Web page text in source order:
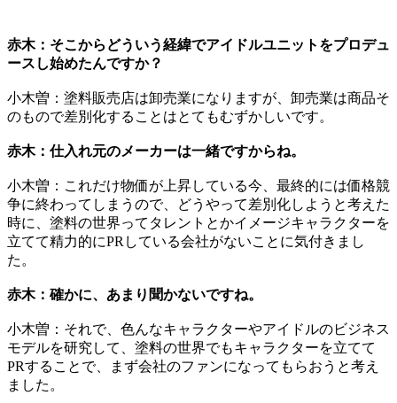
赤木：そこからどういう経緯でアイドルユニットをプロデュ
ースし始めたんですか？
小木曽：塗料販売店は卸売業になりますが、卸売業は商品そ
のもので差別化することはとてもむずかしいです。
赤木：仕入れ元のメーカーは一緒ですからね。
小木曽：これだけ物価が上昇している今、最終的には価格競
争に終わってしまうので、どうやって差別化しようと考えた
時に、塗料の世界ってタレントとかイメージキャラクターを
立てて精力的にPRしている会社がないことに気付きまし
た。
赤木：確かに、あまり聞かないですね。
小木曽：それで、色んなキャラクターやアイドルのビジネス
モデルを研究して、塗料の世界でもキャラクターを立てて
PRすることで、まず会社のファンになってもらおうと考え
ました。